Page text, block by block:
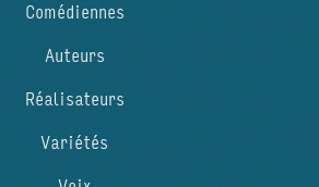
Comédiennes
Auteurs
Réalisateurs
Variétés